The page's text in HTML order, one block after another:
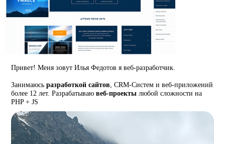
Привет! Меня зовут Илья Федотов я веб-разработчик.
Занимаюсьразработкой сайтов, CRM-Систем и веб-приложений
более 12 лет. Разрабатываювеб-проекты любой сложности на
PHP + JS